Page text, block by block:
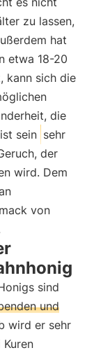
zu lassen,
hat
etwa 18-20
kann sich die
die
sein sehr
der
wird. Dem
von
sind
und
wird er sehr